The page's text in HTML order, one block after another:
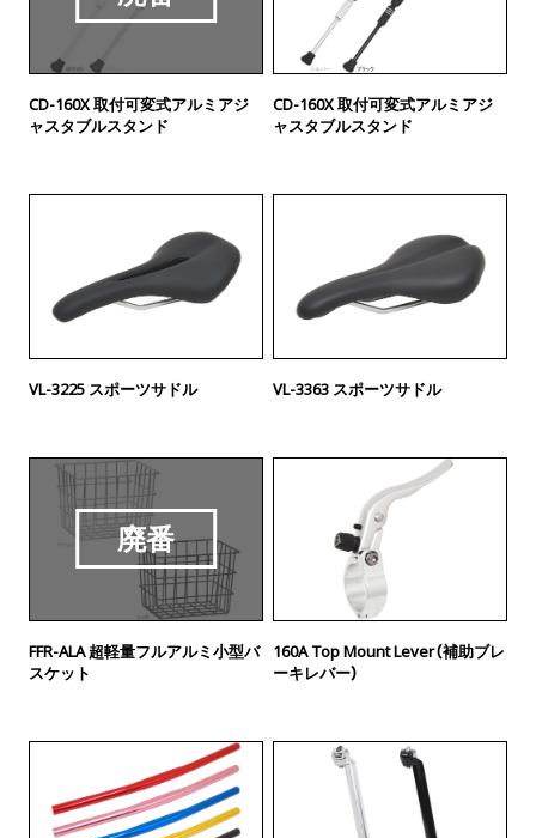
CD-160X 取付可変式アルミアジ
ャスタブルスタンド
CD-160X 取付可変式アルミアジ
ャスタブルスタンド
VL-3225 スポーツサドル VL-3363 スポーツサドル
廃番
FFR-ALA 超軽量フルアルミ小型バ
スケット
160A Top Mount Lever（補助ブレ
ーキレバー）